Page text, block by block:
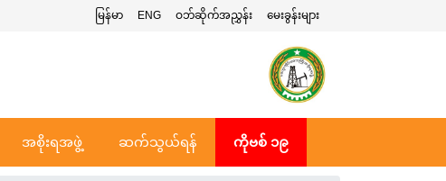
မေးခွန်းများ
ဝဘ်ဆိုက်အညွှန်း
ENG
မြန်မာ
အစိုးရအဖွဲ့ ဆက်သွယ်ရန် ကိုဗစ် ၁၉